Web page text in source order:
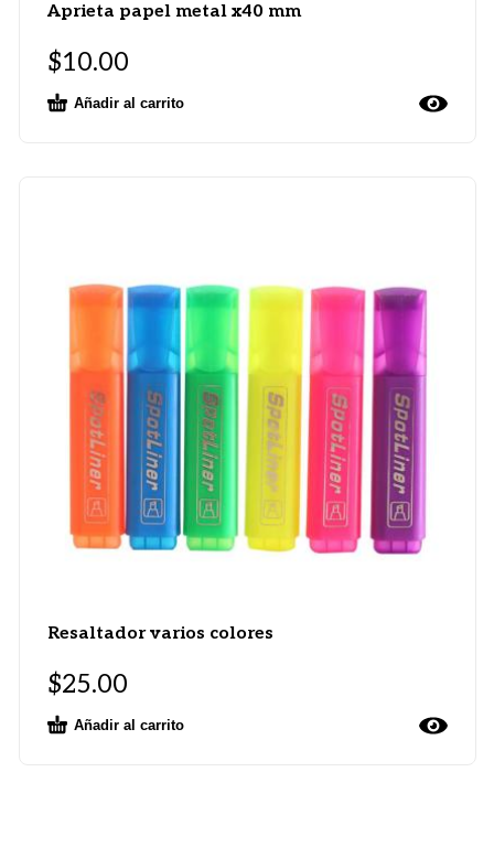
Aprieta papel metal x40 mm
$10.00
Añadir al carrito
Resaltador varios colores
$25.00
Añadir al carrito